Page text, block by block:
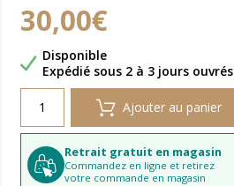
30,00€
Disponibilité
Disponible
Délais de livraison
Expédié sous 2 à 3 jours ouvrés
Ajouter au panier
Retrait gratuit en magasin
Commandez en ligne et retirez
votre commande en magasin